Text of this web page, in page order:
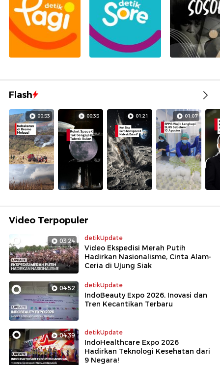
Flash
00:53 00:35 01:21 01:07
Video Terpopuler
03:24 detikUpdate
Video Ekspedisi Merah Putih
Hadirkan Nasionalisme, Cinta Alam-
Ceria di Ujung Siak
04:52 detikUpdate
IndoBeauty Expo 2026, Inovasi dan
Tren Kecantikan Terbaru
04:39 detikUpdate
IndoHealthcare Expo 2026
Hadirkan Teknologi Kesehatan dari
9 Negara!